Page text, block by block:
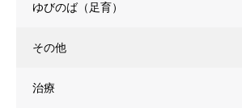
ゆびのば（足育）
その他
治療